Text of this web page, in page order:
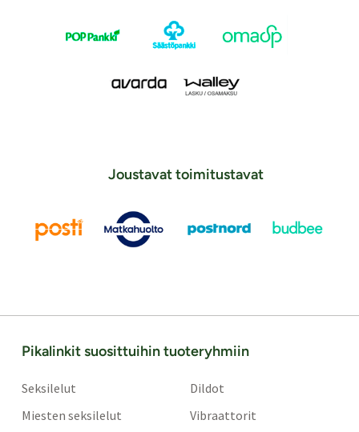
Joustavat toimitustavat
Pikalinkit suosittuihin tuoteryhmiin
Seksilelut
Miesten seksilelut
Dildot
Vibraattorit